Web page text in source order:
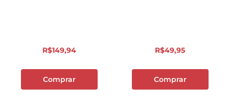
R$149,94
Comprar
R$49,95
Comprar